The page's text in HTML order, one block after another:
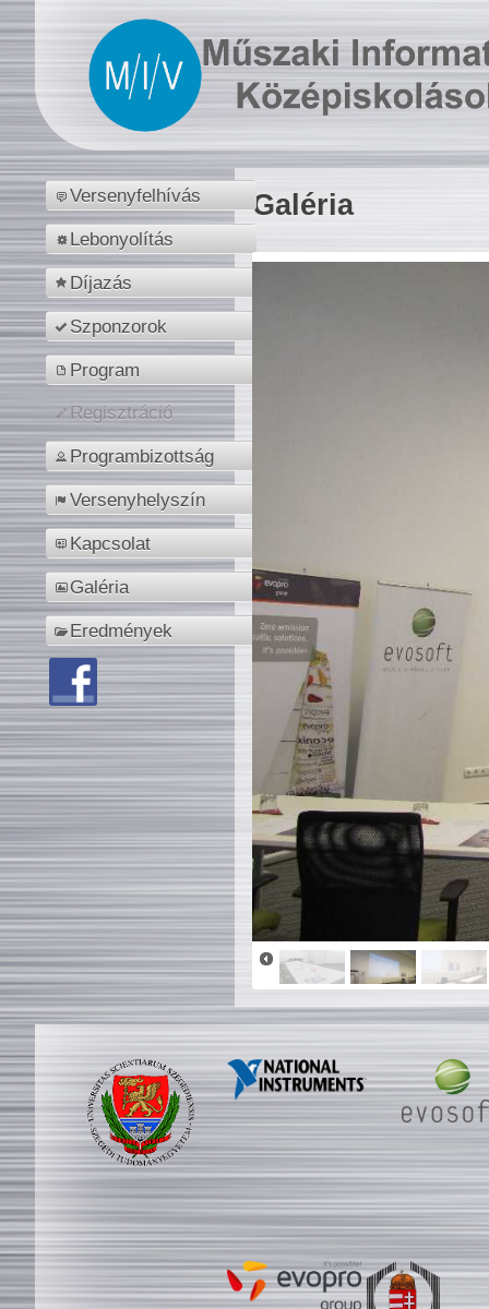
Versenyfelhívás
Lebonyolítás
Díjazás
Szponzorok
Program
Regisztráció
Programbizottság
Versenyhelyszín
Kapcsolat
Galéria
Eredmények
Galéria